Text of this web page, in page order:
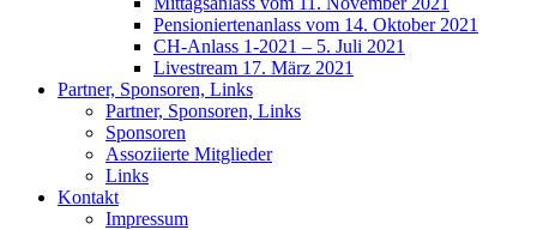
Pensioniertenanlass vom 14. Oktober 2021
CH-Anlass 1-2021 – 5. Juli 2021
Livestream 17. März 2021
Partner, Sponsoren, Links
Partner, Sponsoren, Links
Sponsoren
Assoziierte Mitglieder
Links
Kontakt
Impressum